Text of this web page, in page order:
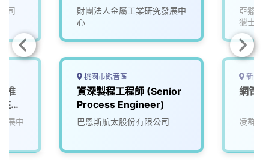
司
推
產
展中
財團法人金屬工業研究發展中
心
桃園市觀音區
資深製程工程師 (Senior
Process Engineer)
巴恩斯航太股份有限公司
亞獵士
獵士航
新竹
網管
凌群電